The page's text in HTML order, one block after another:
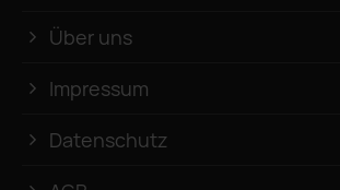
Über uns
Impressum
Datenschutz